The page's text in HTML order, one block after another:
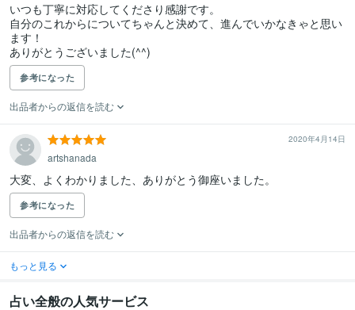
いつも丁寧に対応してくださり感謝です。
自分のこれからについてちゃんと決めて、進んでいかなきゃと思い
ます！
ありがとうございました(^^)
参考になった
出品者からの返信を読む
2020年4月14日
artshanada
参考になった
出品者からの返信を読む
もっと見る
占い全般の人気サービス